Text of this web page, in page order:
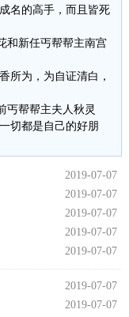
名的高手，而且皆死
和新任丐帮帮主南宫
所为，为自证清白，
丐帮帮主夫人秋灵
切都是自己的好朋
2019-07-07
2019-07-07
2019-07-07
2019-07-07
2019-07-07
2019-07-07
2019-07-07